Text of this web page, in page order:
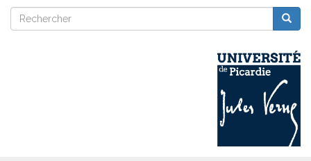
Rechercher
Rechercher